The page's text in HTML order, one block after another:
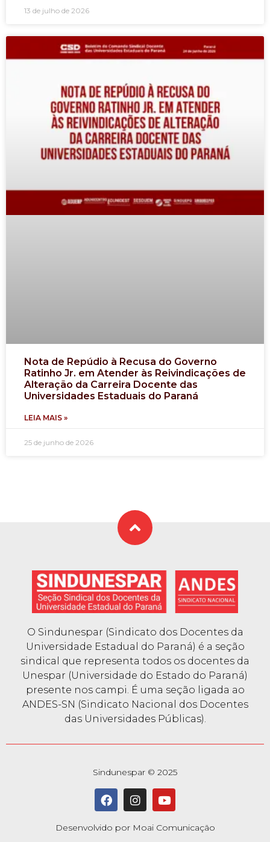
13 de julho de 2026
Nota de Repúdio à Recusa do Governo
Ratinho Jr. em Atender às Reivindicações de
Alteração da Carreira Docente das
Universidades Estaduais do Paraná
LEIA MAIS »
25 de junho de 2026
O Sindunespar (Sindicato dos Docentes da
Universidade Estadual do Paraná) é a seção
sindical que representa todos os docentes da
Unespar (Universidade do Estado do Paraná)
presente nos campi. É uma seção ligada ao
ANDES-SN (Sindicato Nacional dos Docentes
das Universidades Públicas).
Sindunespar © 2025
Desenvolvido por Moai Comunicação